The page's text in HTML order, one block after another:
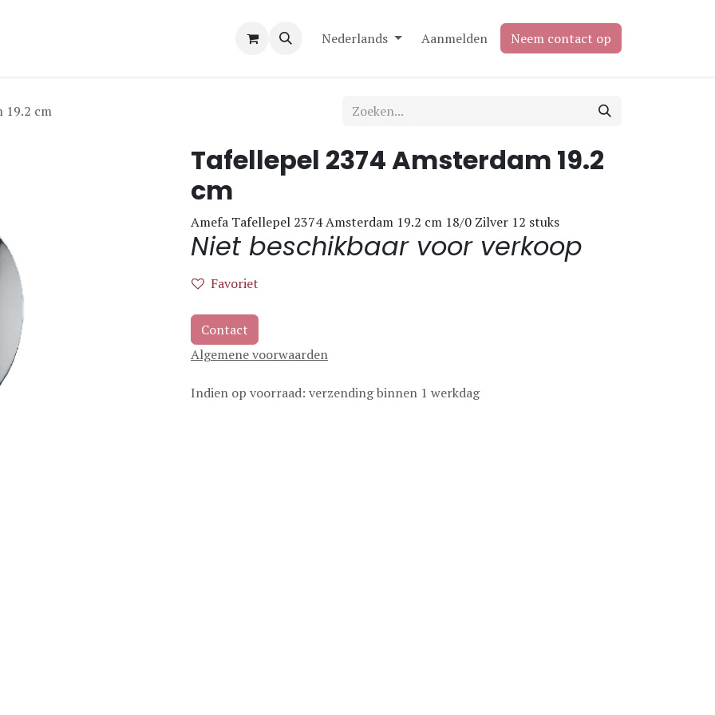
Nederlands Aanmelden Neem contact op
19.2 cm
Tafellepel 2374 Amsterdam 19.2
cm
Amefa Tafellepel 2374 Amsterdam 19.2 cm 18/0 Zilver 12 stuks
Niet beschikbaar voor verkoop
Favoriet
Contact
Algemene voorwaarden
Indien op voorraad: verzending binnen 1 werkdag